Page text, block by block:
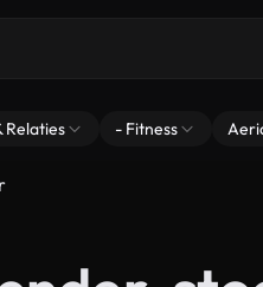
Relaties - Fitness